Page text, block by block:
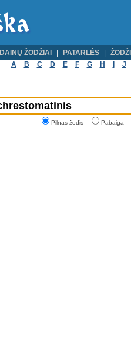
DAINŲ ŽODŽIAI PATARLĖS
A
B C D E F G H J
Pilnas žodis Pabaiga